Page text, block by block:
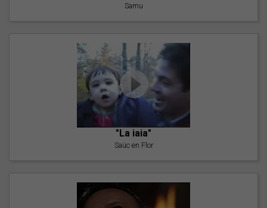
Samu
"La iaia"
Saüc en Flor